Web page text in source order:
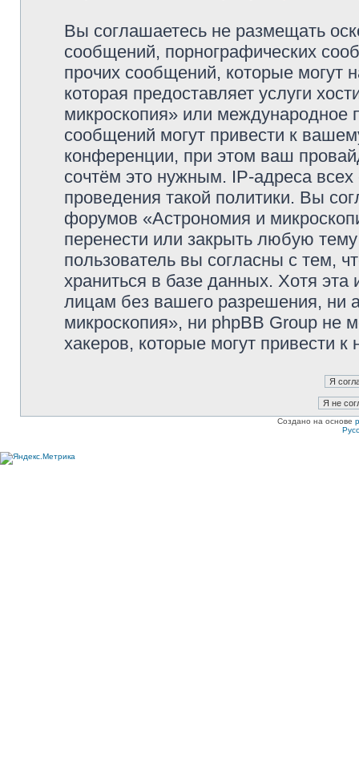
Вы соглашаетесь не размещать
сообщений, порнографических
прочих сообщений, которые могут
которая предоставляет услуги
микроскопия» или международное
сообщений могут привести к
конференции, при этом ваш
сочтём это нужным. IP-адреса
проведения такой политики. Вы
форумов «Астрономия и
перенести или закрыть любую
пользователь вы согласны с тем,
храниться в базе данных. Хотя
лицам без вашего разрешения, ни
микроскопия», ни phpBB Group не
хакеров, которые могут привести
Создано на основе